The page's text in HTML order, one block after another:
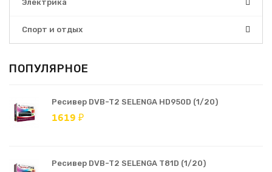
Электрика
Спорт и отдых
ПОПУЛЯРНОЕ
Ресивер DVB-T2 SELENGA HD950D (1/20)
1619 ₽
Ресивер DVB-T2 SELENGA T81D (1/20)